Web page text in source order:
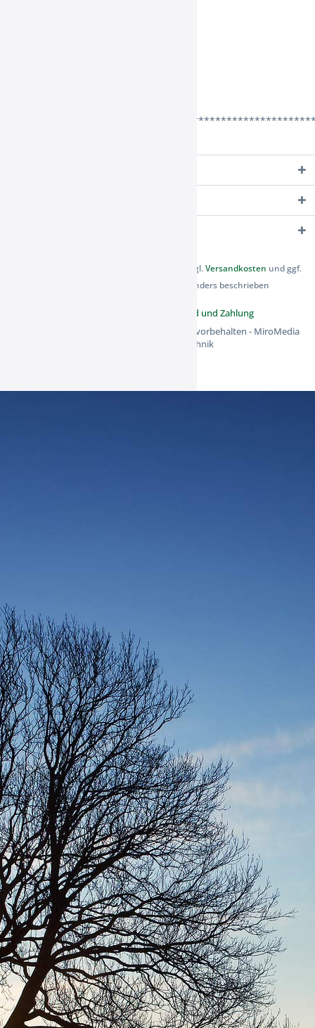
* Alle Preise inkl. gesetzl. Mehrwertsteuer zzgl.Versandkosten und ggf.
Nachnahmegebühren, wenn nicht anders beschrieben
Versand und Zahlung
Copyright Pferde Reha Filsum - Alle Rechte vorbehalten - MiroMedia
Medien- und Datentechnik